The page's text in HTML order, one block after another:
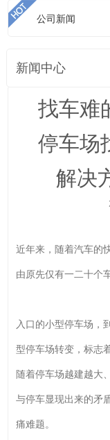
公司新闻
新闻中心
找车难
停车场
解决
近年来，随着汽车的
由原先仅有一二十个
入口的小型停车场，
型停车场转变，标志
随着停车场越建越大
与停车显现出来的矛
痛难题。